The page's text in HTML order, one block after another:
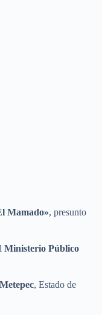
Mamado», presunto
Ministerio Público
, Estado de